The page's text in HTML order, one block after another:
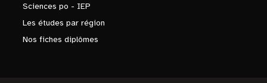
Sciences po - IEP
Les études par région
Nos fiches diplômes